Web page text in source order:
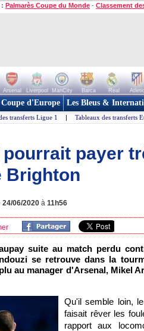
: Palmarès Coupe du Monde - Classement
Arsenal Liverpool ManCity Barca Real
Coupe d'Europe Les Bleus &
transferts Ligue 1 | Tableaux des transferts
payer
Brighton
24/06/2020 à 11h56
suite au match perdu
se retrouve dans la
au manager d'Arsenal, Mikel
Qu'il semble loin,
faisait rêver les
rapport aux